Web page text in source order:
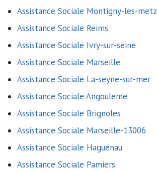
Assistance Sociale Montigny-les-metz
Assistance Sociale Reims
Assistance Sociale Ivry-sur-seine
Assistance Sociale Marseille
Assistance Sociale La-seyne-sur-mer
Assistance Sociale Angouleme
Assistance Sociale Brignoles
Assistance Sociale Marseille-13006
Assistance Sociale Haguenau
Assistance Sociale Pamiers